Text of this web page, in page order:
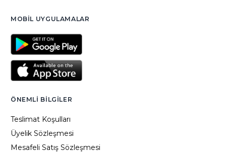
MOBIL UYGULAMALAR
ÖNEMLI BILGILER
Teslimat Koşulları
Üyelik Sözleşmesi
Mesafeli Satış Sözleşmesi